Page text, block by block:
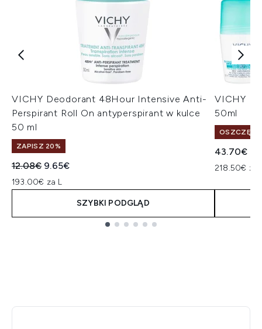
VICHY Deodorant 48Hour Intensive Anti-
Perspirant Roll On antyperspirant w kulce
50 ml
ZAPISZ 20%
Sugerowana cena detaliczna:
12.08€ Aktualna cena:
9.65€
193.00€ za L
SZYBKI PODGLĄD
VICHY
50ml
OSZCZĘDŹ
43.70€
218.50€ za